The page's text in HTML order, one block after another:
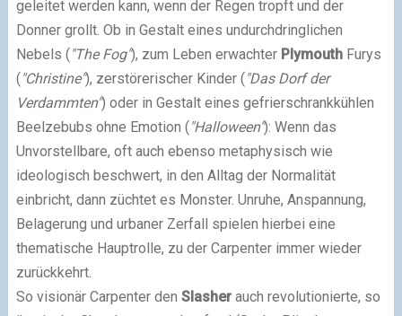
geleitet werden kann, wenn der Regen tropft und der
Donner grollt. Ob in Gestalt eines undurchdringlichen
Nebels ("The Fog"), zum Leben erwachter PlymouthFurys
("Christine"), zerstörerischer Kinder ("Das Dorf der
Verdammten") oder in Gestalt eines gefrierschrankkühlen
Beelzebubs ohne Emotion ("Halloween"): Wenn das
Unvorstellbare, oft auch ebenso metaphysisch wie
ideologisch beschwert, in den Alltag der Normalität
einbricht, dann züchtet es Monster. Unruhe, Anspannung,
Belagerung und urbaner Zerfall spielen hierbei eine
thematische Hauptrolle, zu der Carpenter immer wieder
zurückkehrt.
So visionär Carpenter den Slasherauch revolutionierte, so